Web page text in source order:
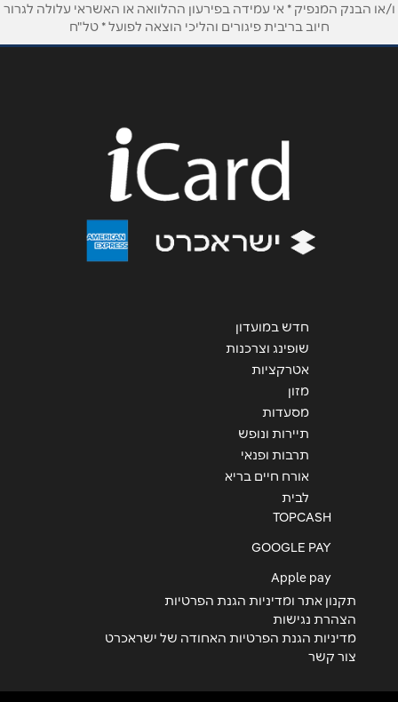
ו/או הבנק המנפיק * אי עמידה בפירעון ההלוואה או האשראי עלולה לגרור
חיוב בריבית פיגורים והליכי הוצאה לפועל * טל"ח
חדש במועדון
שופינג וצרכנות
אטרקציות
מזון
מסעדות
תיירות ונופש
תרבות ופנאי
אורח חיים בריא
לבית
TOPCASH
GOOGLE PAY
Apple pay
תקנון אתר ומדיניות הגנת הפרטיות
הצהרת נגישות
מדיניות הגנת הפרטיות האחודה של ישראכרט
צור קשר